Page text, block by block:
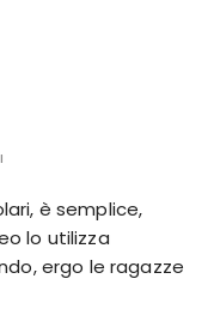
è semplice,
lo utilizza
ergo le ragazze